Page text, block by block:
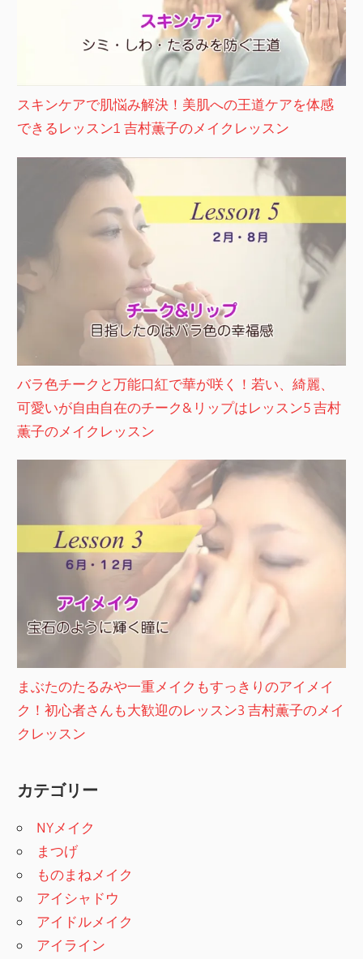
スキンケアで肌悩み解決！美肌への王道ケアを体感
できるレッスン1 吉村薫子のメイクレッスン
バラ色チークと万能口紅で華が咲く！若い、綺麗、
可愛いが自由自在のチーク&リップはレッスン5 吉村
薫子のメイクレッスン
まぶたのたるみや一重メイクもすっきりのアイメイ
ク！初心者さんも大歓迎のレッスン3 吉村薫子のメイ
クレッスン
カテゴリー
NYメイク
まつげ
ものまねメイク
アイシャドウ
アイドルメイク
アイライン